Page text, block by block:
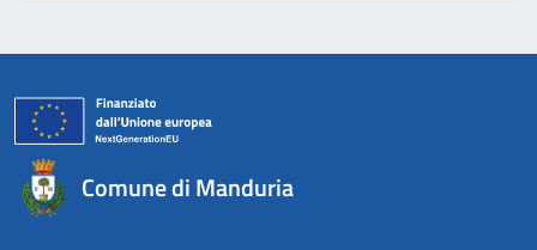
Comune di Manduria